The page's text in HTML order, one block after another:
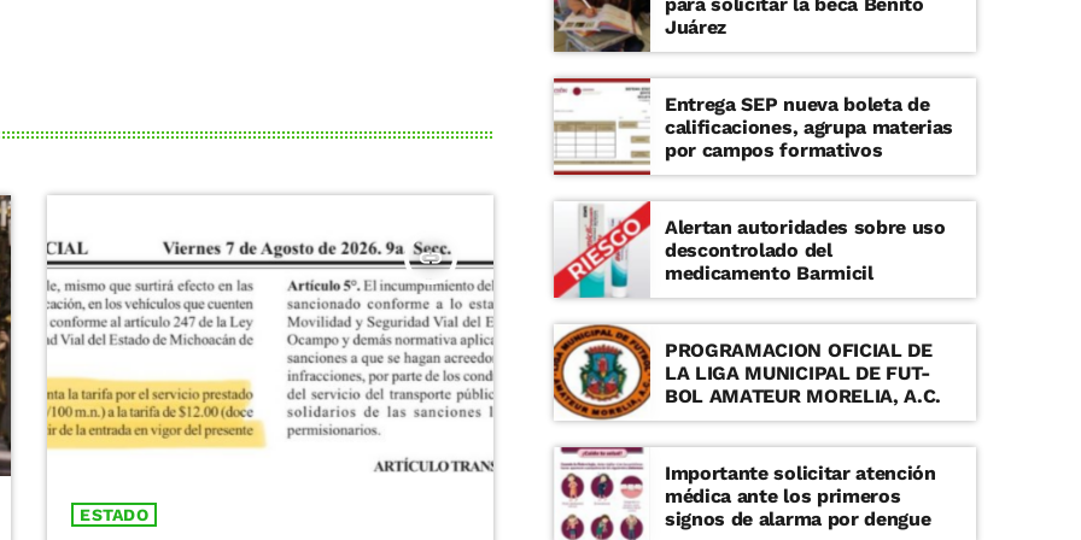
insert_link
ESTADO
Juárez
Entrega SEP nueva boleta de
calificaciones, agrupa materias
por campos formativos
Alertan autoridades sobre uso
descontrolado del
medicamento Barmicil
PROGRAMACION OFICIAL DE
LA LIGA MUNICIPAL DE FUT-
BOL AMATEUR MORELIA, A.C.
Importante solicitar atención
médica ante los primeros
signos de alarma por dengue